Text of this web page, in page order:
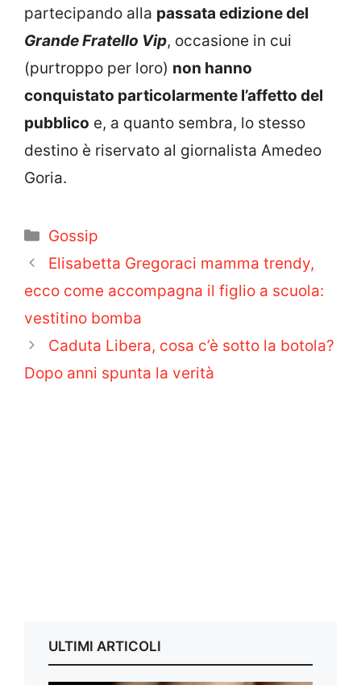
partecipando alla passata edizione del
Grande Fratello Vip, occasione in cui
(purtroppo per loro) non hanno
conquistato particolarmente l’affetto del
pubblico e, a quanto sembra, lo stesso
destino è riservato al giornalista Amedeo
Goria.
Categorie
Gossip
Elisabetta Gregoraci mamma trendy,
ecco come accompagna il figlio a scuola:
vestitino bomba
Caduta Libera, cosa c’è sotto la botola?
Dopo anni spunta la verità
ULTIMI ARTICOLI